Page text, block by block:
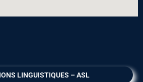
LINGUISTIQUES – ASL